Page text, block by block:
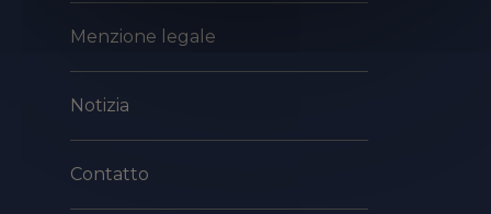
Menzione legale
Notizia
Contatto